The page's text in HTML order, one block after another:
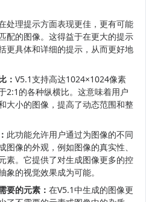
处理提示方面表现更佳，更有可能
配的图像。这得益于在更大的提示
更具体和详细的提示，从而更好地
： V5.1支持高达1024×1024像素
2:1的各种纵横比。这意味着用户
大小的图像，提高了动态范围和整
此功能允许用户通过为图像的不同
图像的外观，例如图像的真实性、
素。它提供了对生成图像更多的控
的视觉效果成为可能。
要的元素： 在V5.1中生成的图像更